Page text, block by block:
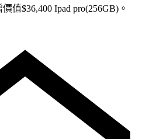
值$36,400 Ipad pro(256GB)。